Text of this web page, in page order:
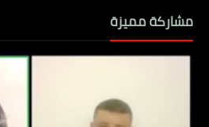
مشاركة مميزة